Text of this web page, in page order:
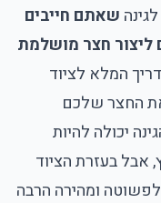
שאתם חייבים
ליצור חצר מושלמת
המלא לציוד
את החצר שלכם
יכולה להיות
בעזרת הציוד
ומהירה הרבה